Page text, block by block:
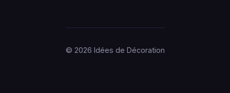
© 2026 Idées de Décoration